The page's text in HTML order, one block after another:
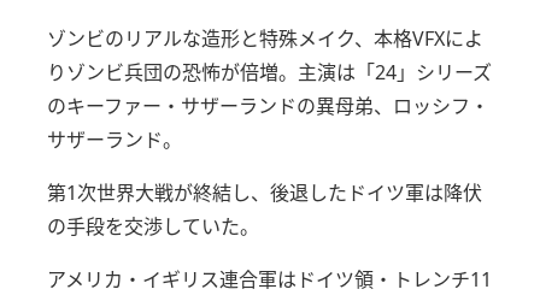
ゾンビのリアルな造形と特殊メイク、本格VFXによ
りゾンビ兵団の恐怖が倍増。 主演は「24」シリーズ
のキーファー・サザーランドの異母弟、ロッシフ・
サザーランド。
第1次世界大戦が終結し、後退したドイツ軍は降伏
の手段を交渉していた。
アメリカ・イギリス連合軍はドイツ領・トレンチ11